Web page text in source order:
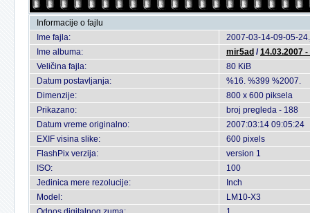
Informacije o fajlu
Ime fajla:
2007-03-14-09-05-
Ime albuma:
mir5ad /14.03.2007
Veličina fajla:
80 KiB
Datum postavljanja:
%16. %399 %2007.
Dimenzije:
800 x 600 piksela
Prikazano:
broj pregleda - 188
Datum vreme originalno:
2007:03:14 09:05:24
EXIF visina slike:
600 pixels
FlashPix verzija:
version 1
ISO:
100
Jedinica mere rezolucije:
Inch
Model:
LM10-X3